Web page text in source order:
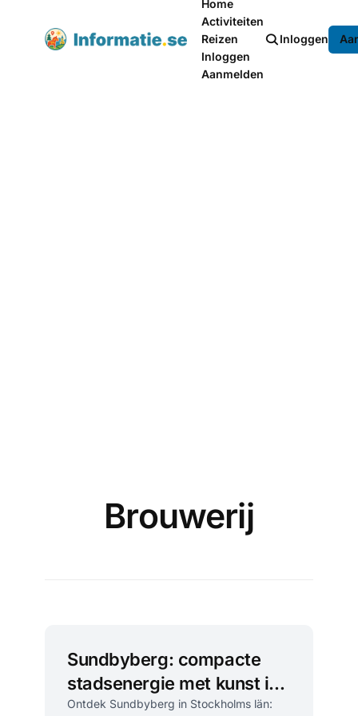
Home
Activiteiten
Reizen
Inloggen
Aanmelden
Inloggen
Brouwerij
Sundbyberg: compacte
stadsenergie met kunst in
het park
Ontdek Sundbyberg in Stockholms län: